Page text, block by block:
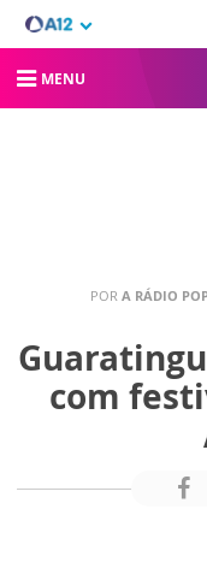
MENU
POR A RÁDIO
com